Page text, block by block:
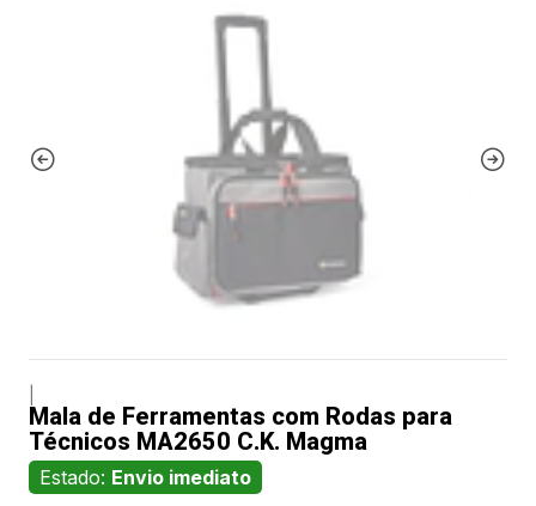
Mala de Ferramentas com Rodas para
Técnicos MA2650 C.K. Magma
Estado: Envio imediato